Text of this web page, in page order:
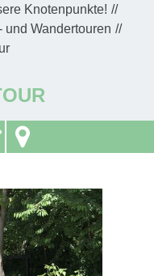
Knotenpunkte!
und Wandertouren